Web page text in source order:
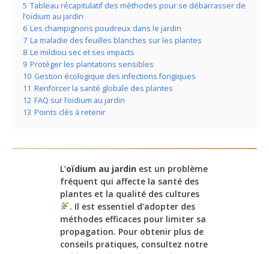
5 Tableau récapitulatif des méthodes pour se débarrasser de
l’oïdium au jardin
6 Les champignons poudreux dans le jardin
7 La maladie des feuilles blanches sur les plantes
8 Le mildiou sec et ses impacts
9 Protéger les plantations sensibles
10 Gestion écologique des infections fongiques
11 Renforcer la santé globale des plantes
12 FAQ sur l’oïdium au jardin
13 Points clés à retenir
L’oïdium au jardin est un problème
fréquent qui affecte la santé des
plantes et la qualité des cultures
. Il est essentiel d’adopter des
méthodes efficaces pour limiter sa
propagation. Pour obtenir plus de
conseils pratiques, consultez notre